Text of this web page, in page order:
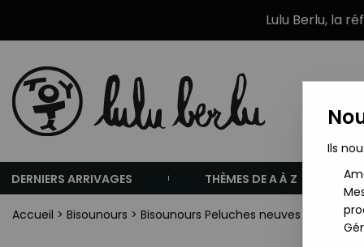
Lulu Berlu, la
DERNIERS ARRIVAGES THÈMES DE A À Z
Accueil > Bisounours > Bisounours Peluches neuves
Ils